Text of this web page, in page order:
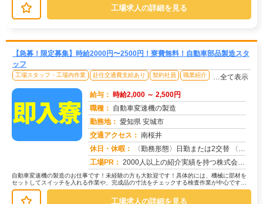
工場求人の詳細を見る
【急募！限定募集】時給2000円〜2500円！寮費無料！自動車部品製造スタ
ッフ
工場スタッフ・工場内作業 赴任交通費支給あり 契約社員 職業紹介 …全て表示
給与： 時給2,000 ～ 2,500円
職種： 自動車変速機の製造
勤務地： 愛知県 安城市
交通アクセス： 南桜井
休日・休暇：
〈勤務形態〉日勤または2交替 〈休日〉土日 ★ＧＷ ★夏季休暇 ★冬季休暇 ★年末年始
工場PR： 2000人以上の紹介実績を持つ株式会社京栄センターなら、未経験の方も安心してスタートできます！→充実の寮生活で、仕...
自動車変速機の製造のお仕事です！未経験の方も大歓迎です！具体的には、機械に部材を
セットしてスイッチを入れる作業や、完成品の寸法をチェックする検査作業が中心です。
→ 機械加工済みの部品を、手作業や...
工場求人の詳細を見る